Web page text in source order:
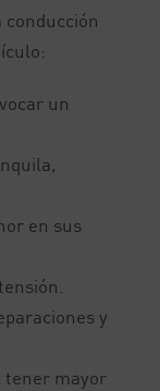
conducción
un
en sus
y
tener mayor